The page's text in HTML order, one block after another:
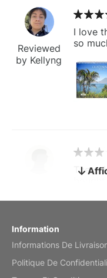
Reviewed
by Kellyng
I love
so
by charles
The
Information
Informations De
Politique De